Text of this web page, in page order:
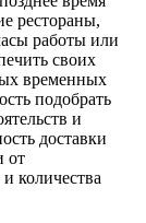
рестораны,
работы или
своих
временных
подобрать
и
доставки
от
количества